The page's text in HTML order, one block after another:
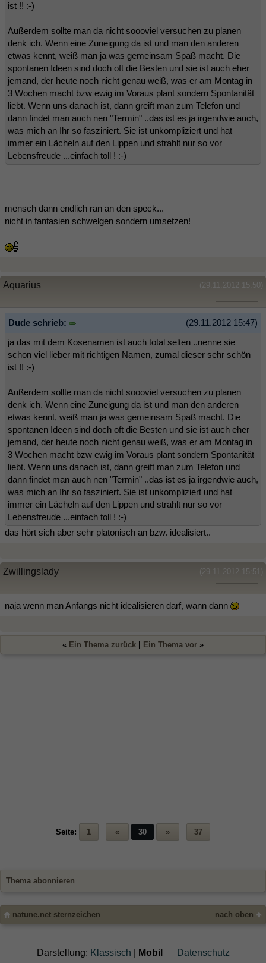
ist !! :-)
Außerdem sollte man da nicht soooviel versuchen zu planen
denk ich. Wenn eine Zuneigung da ist und man den anderen
etwas kennt, weiß man ja was gemeinsam Spaß macht. Die
spontanen Ideen sind doch oft die Besten und sie ist auch eher
jemand, der heute noch nicht genau weiß, was er am Montag in
3 Wochen macht bzw ewig im Voraus plant sondern Spontanität
liebt. Wenn uns danach ist, dann greift man zum Telefon und
dann findet man auch nen "Termin" ..das ist es ja irgendwie auch,
was mich an Ihr so fasziniert. Sie ist unkompliziert und hat
immer ein Lächeln auf den Lippen und strahlt nur so vor
Lebensfreude ...einfach toll ! :-)
mensch dann endlich ran an den speck...
nicht in fantasien schwelgen sondern umsetzen!
(29.11.2012 15:50)
Aquarius
(29.11.2012 15:47)
Dude schrieb:
ja das mit dem Kosenamen ist auch total selten ..nenne sie
schon viel lieber mit richtigen Namen, zumal dieser sehr schön
ist !! :-)
Außerdem sollte man da nicht soooviel versuchen zu planen
denk ich. Wenn eine Zuneigung da ist und man den anderen
etwas kennt, weiß man ja was gemeinsam Spaß macht. Die
spontanen Ideen sind doch oft die Besten und sie ist auch eher
jemand, der heute noch nicht genau weiß, was er am Montag in
3 Wochen macht bzw ewig im Voraus plant sondern Spontanität
liebt. Wenn uns danach ist, dann greift man zum Telefon und
dann findet man auch nen "Termin" ..das ist es ja irgendwie auch,
was mich an Ihr so fasziniert. Sie ist unkompliziert und hat
immer ein Lächeln auf den Lippen und strahlt nur so vor
Lebensfreude ...einfach toll ! :-)
das hört sich aber sehr platonisch an bzw. idealisiert..
(29.11.2012 15:51)
Zwillingslady
naja wenn man Anfangs nicht idealisieren darf, wann dann
« Ein Thema zurück | Ein Thema vor »
Seite: 1 « 30 » 37
Thema abonnieren
nach oben
natune.net sternzeichen
Darstellung: Klassisch Mobil Datenschutz